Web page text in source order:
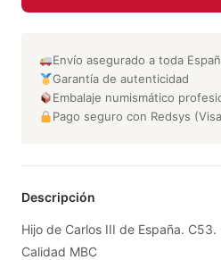
Envío asegurado a toda
Garantía de autenticidad
Embalaje numismático
Pago seguro con Redsys
Descripción
Hijo de Carlos III de España.
Calidad MBC